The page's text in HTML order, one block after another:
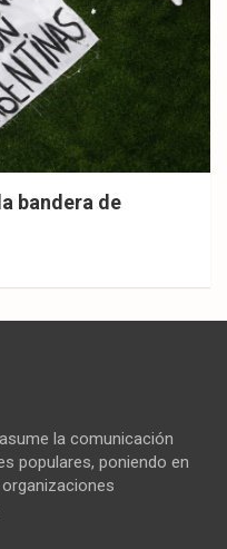
bandera de
la comunicación
populares, poniendo en